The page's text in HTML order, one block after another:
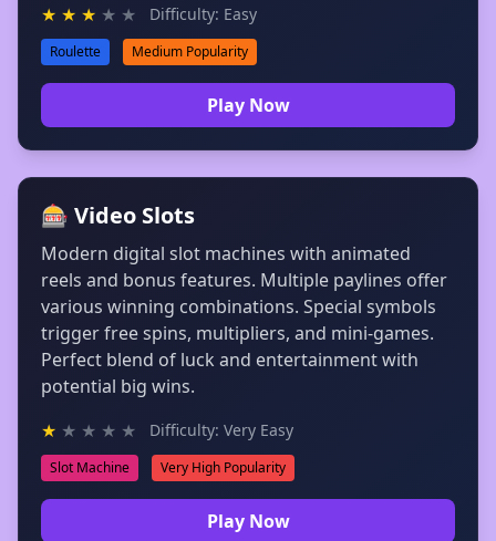
★ ★ ★ ★ ★ Difficulty: Easy
Roulette Medium Popularity
Play Now
🎰 Video Slots
Modern digital slot machines with animated
reels and bonus features. Multiple paylines offer
various winning combinations. Special symbols
trigger free spins, multipliers, and mini-games.
Perfect blend of luck and entertainment with
potential big wins.
★ ★ ★ ★ ★ Difficulty: Very Easy
Slot Machine Very High Popularity
Play Now